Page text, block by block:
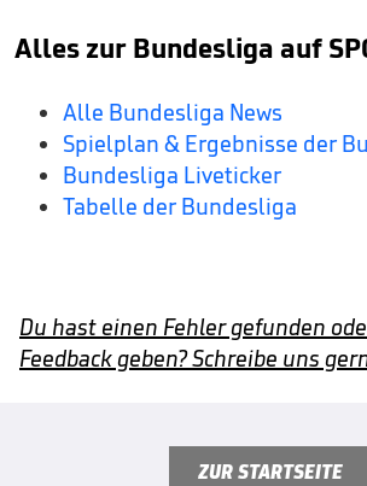
Alles zur Bundesliga auf
Alle Bundesliga News
Spielplan & Ergebnisse der
Bundesliga Liveticker
Tabelle der Bundesliga
Du hast einen Fehler gefunden
Feedback geben? Schreibe uns
ZUR STARTSEITE